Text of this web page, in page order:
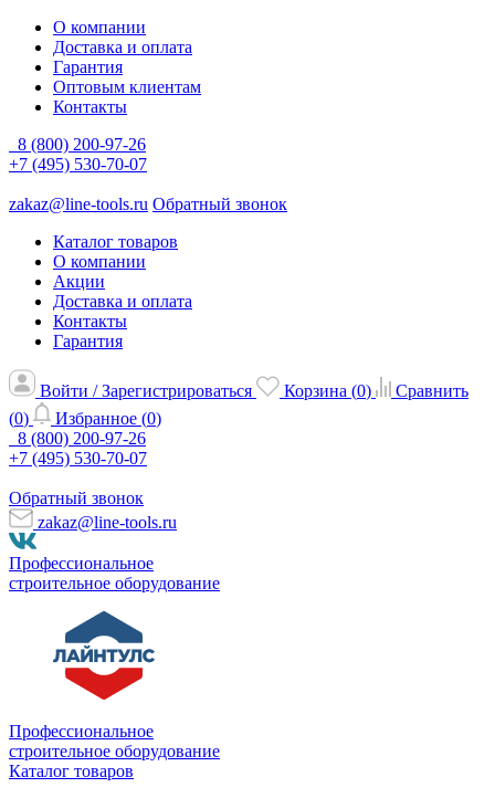
О компании
Доставка и оплата
Гарантия
Оптовым клиентам
Контакты
8 (800) 200-97-26
+7 (495) 530-70-07
zakaz@line-tools.ru Обратный звонок
Каталог товаров
О компании
Акции
Доставка и оплата
Контакты
Гарантия
Войти / Зарегистрироваться Корзина (0)
Сравнить
(0) Избранное (0)
8 (800) 200-97-26
+7 (495) 530-70-07
Обратный звонок
zakaz@line-tools.ru
Профессиональное
строительное оборудование
Профессиональное
строительное оборудование
Каталог товаров